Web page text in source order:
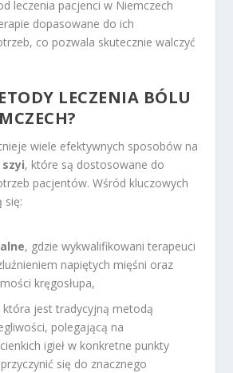
leczenia pacjenci w Niemczech
dopasowane do ich
co pozwala skutecznie walczyć
LECZENIA BÓLU
wiele efektywnych sposobów na
, które są dostosowane do
pacjentów. Wśród kluczowych
się:
, gdzie wykwalifikowani terapeuci
napiętych mięśni oraz
kręgosłupa,
która jest tradycyjną metodą
polegającą na
igieł w konkretne punkty
się do znacznego